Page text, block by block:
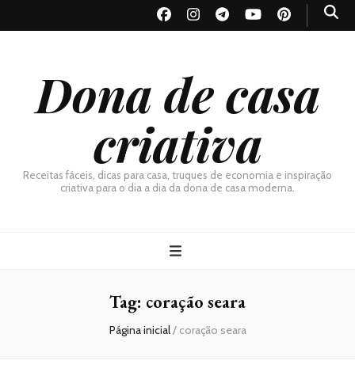
Dona de casa
criativa
Receitas fáceis, dicas para casa, truques de economia e inspiração
criativa para o dia a dia da dona de casa moderna.
Tag: coração seara
Página inicial/ coração seara